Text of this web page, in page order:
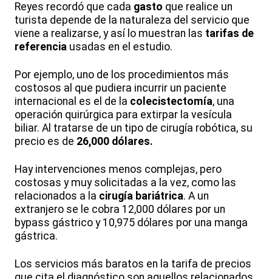
Reyes recordó que cada gasto que realice un
turista depende de la naturaleza del servicio que
viene a realizarse, y así lo muestran las tarifas de
referencia usadas en el estudio.
Por ejemplo, uno de los procedimientos más
costosos al que pudiera incurrir un paciente
internacional es el de la colecistectomía, una
operación quirúrgica para extirpar la vesícula
biliar. Al tratarse de un tipo de cirugía robótica, su
precio es de 26,000 dólares.
Hay intervenciones menos complejas, pero
costosas y muy solicitadas a la vez, como las
relacionados a la cirugía bariátrica. A un
extranjero se le cobra 12,000 dólares por un
bypass gástrico y 10,975 dólares por una manga
gástrica.
Los servicios más baratos en la tarifa de precios